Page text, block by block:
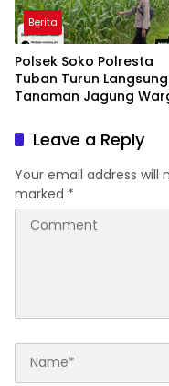
Berita
Polsek Soko Polresta
Tuban Turun
Tanaman Jagung
Leave a Reply
Your email address will
marked *